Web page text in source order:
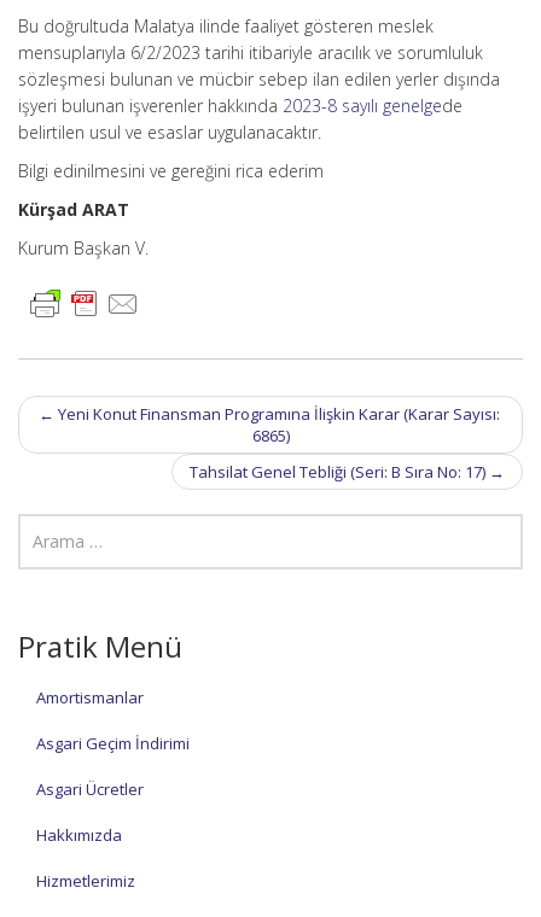
Bu doğrultuda Malatya ilinde faaliyet gösteren meslek
mensuplarıyla 6/2/2023 tarihi itibariyle aracılık ve sorumluluk
sözleşmesi bulunan ve mücbir sebep ilan edilen yerler dışında
işyeri bulunan işverenler hakkında 2023-8 sayılı genelgede
belirtilen usul ve esaslar uygulanacaktır.
Bilgi edinilmesini ve gereğini rica ederim
Kürşad ARAT
Kurum Başkan V.
Post
navigation
← Yeni Konut Finansman Programına İlişkin Karar (Karar Sayısı:
6865)
Tahsilat Genel Tebliği (Seri: B Sıra No: 17) →
Pratik Menü
Amortismanlar
Asgari Geçim İndirimi
Asgari Ücretler
Hakkımızda
Hizmetlerimiz